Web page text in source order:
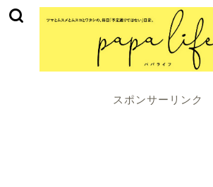
スポンサーリンク